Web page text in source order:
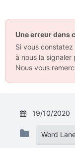
Une erreur dans
Si vous
à nous la signaler
Nous vous
19/10/2020
Word